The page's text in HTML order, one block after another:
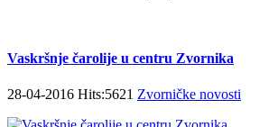
Vaskršnje čarolije u centru Zvornika
28-04-2016 Hits:5621 Zvorničke novosti